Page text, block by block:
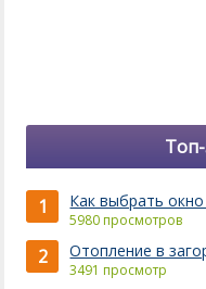
1 Как выбрать окно
5980 просмотров
2 Отопление в
3491 просмотр